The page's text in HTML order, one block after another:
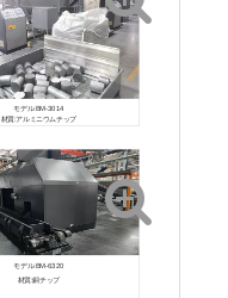
モデル:BM-3014
材質:アルミニウムチップ
モデル:BM-6320
材質:銅チップ